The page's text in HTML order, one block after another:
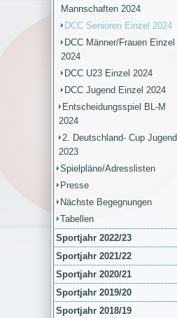
Mannschaften 2024
DCC Senioren Einzel 2024
DCC Männer/Frauen Einzel
2024
DCC U23 Einzel 2024
DCC Jugend Einzel 2024
Entscheidungsspiel BL-M
2024
2. Deutschland- Cup Jugend
2023
Spielpläne/Adresslisten
Presse
Nächste Begegnungen
Tabellen
Sportjahr 2022/23
Sportjahr 2021/22
Sportjahr 2020/21
Sportjahr 2019/20
Sportjahr 2018/19